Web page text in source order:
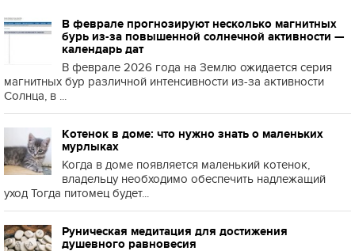
В феврале прогнозируют несколько магнитных
бурь из-за повышенной солнечной активности —
календарь дат
В феврале 2026 года на Землю ожидается серия
магнитных бур различной интенсивности из-за активности
Солнца, в ...
Котенок в доме: что нужно знать о маленьких
мурлыках
Когда в доме появляется маленький котенок,
владельцу необходимо обеспечить надлежащий
уход Тогда питомец будет...
Руническая медитация для достижения
душевного равновесия